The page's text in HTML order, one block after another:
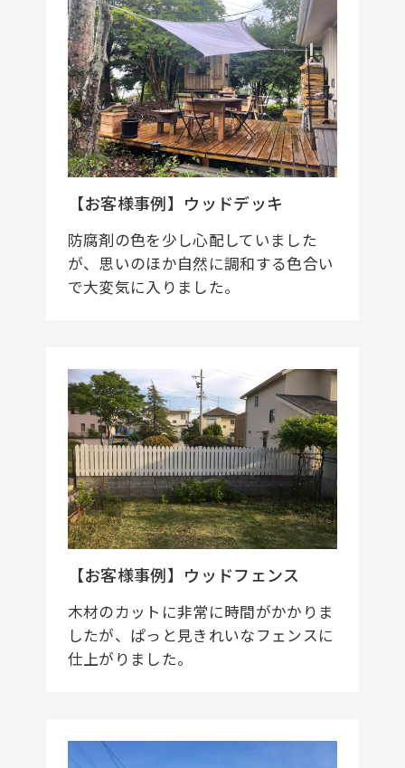
【お客様事例】ウッドデッキ
防腐剤の色を少し心配していました
が、思いのほか自然に調和する色合い
で大変気に入りました。
【お客様事例】ウッドフェンス
木材のカットに非常に時間がかかりま
したが、ぱっと見きれいなフェンスに
仕上がりました。